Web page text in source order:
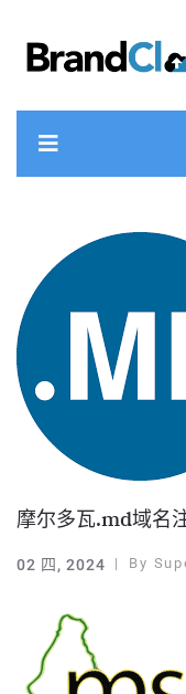
摩尔多瓦.md域名
02 四, 2024 By